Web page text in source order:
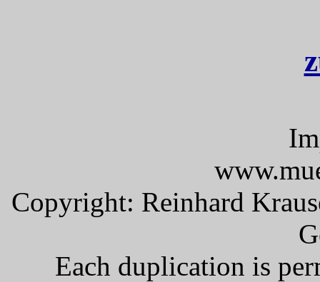
Copyright: Reinhard
Each duplication is